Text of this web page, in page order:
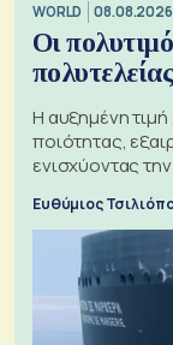
WORLD
Οι
πολυτελείας
Η αυξημένη τιμή
ποιότητας,
ενισχύοντας
Ευθύμιος